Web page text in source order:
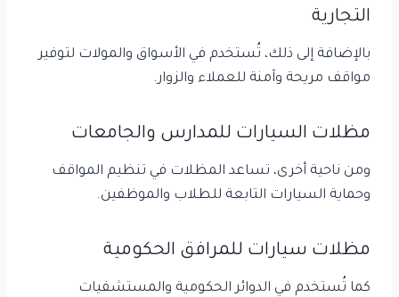
التجارية
بالإضافة إلى ذلك، تُستخدم في الأسواق والمولات لتوفير
مواقف مريحة وآمنة للعملاء والزوار.
مظلات السيارات للمدارس والجامعات
ومن ناحية أخرى، تساعد المظلات في تنظيم المواقف
وحماية السيارات التابعة للطلاب والموظفين.
مظلات سيارات للمرافق الحكومية
كما تُستخدم في الدوائر الحكومية والمستشفيات